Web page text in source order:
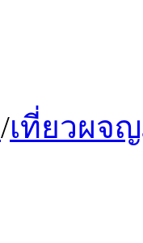
/เที่ยวผจ